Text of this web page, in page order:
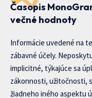
Časopis
večné hodnoty
Informácie uvedené na
zábavné účely.
implicitné, týkajúce sa
zákonnosti, užitočnosti,
žiadneho iného aspektu